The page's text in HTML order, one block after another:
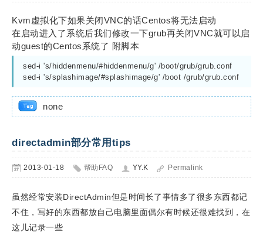
Kvm虚拟化下如果关闭VNC的话Centos将无法启动
在启动进入了系统后我们修改一下grub再关闭VNC就可以启
动guest的Centos系统了 附脚本
sed-i 's/hiddenmenu/#hiddenmenu/g' /boot/grub/grub.conf
none
directadmin部分常用tips
2013-01-18 帮助FAQ YY.K Permalink
虽然经常安装DirectAdmin但是时间长了事情多了很多东西都记
不住，写好的东西都放自己电脑里面偶尔有时候还很难找到，在
这儿记录一些